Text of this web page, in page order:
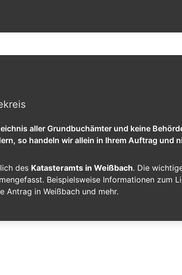
aller Grundbuchämter und keine
so handeln wir allein in Ihrem Auftrag und
des Katasteramts in Weißbach. Die
Beispielsweise Informationen zum
Antrag in Weißbach und mehr.